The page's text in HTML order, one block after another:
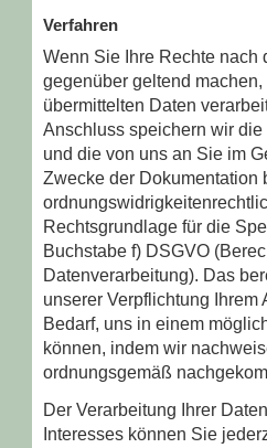
Verfahren
Wenn Sie Ihre Rechte nach
gegenüber geltend
übermittelten Daten
Anschluss speichern wir
und die von uns an Sie im
Zwecke der Dokumentation
Rechtsgrundlage für die
Buchstabe f) DSGVO
Datenverarbeitung). Das
unserer Verpflichtung
Bedarf, uns in einem
können, indem wir
ordnungsgemäß
Der Verarbeitung Ihrer
Interesses können Sie